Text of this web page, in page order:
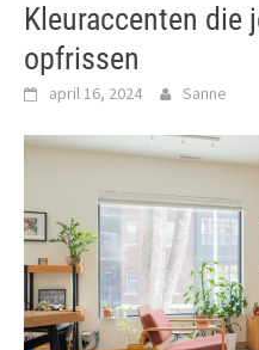
Kleuraccenten die
opfrissen
april 16, 2024 Sanne